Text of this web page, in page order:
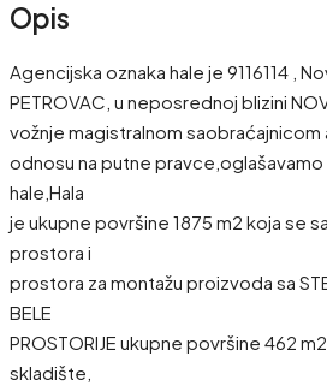
Opis
Agencijska oznaka hale je 9116114 ,
PETROVAC, u neposrednoj blizini
vožnje magistralnom
odnosu na putne
hale,Hala
je ukupne površine 1875 m2 koja se
prostora i
prostora za montažu proizvoda sa
BELE
PROSTORIJE ukupne površine 462
skladište,